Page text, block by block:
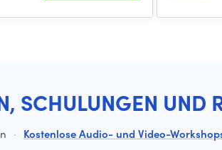
SCHULUNGEN UND
· Kostenlose Audio- und Video-